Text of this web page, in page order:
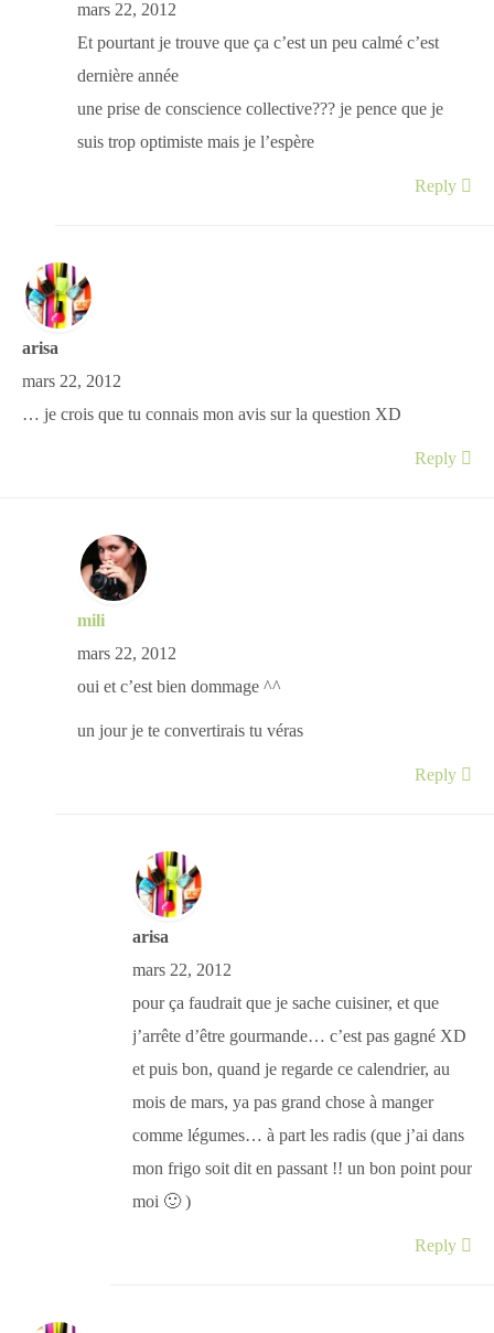
mars 22, 2012
Et pourtant je trouve que ça c’est un peu calmé c’est
dernière année
une prise de conscience collective??? je pence que je
suis trop optimiste mais je l’espère
Reply
arisa
mars 22, 2012
… je crois que tu connais mon avis sur la question XD
Reply
mili
mars 22, 2012
oui et c’est bien dommage ^^
un jour je te convertirais tu véras
Reply
arisa
mars 22, 2012
pour ça faudrait que je sache cuisiner, et que
j’arrête d’être gourmande… c’est pas gagné XD
et puis bon, quand je regarde ce calendrier, au
mois de mars, ya pas grand chose à manger
comme légumes… à part les radis (que j’ai dans
mon frigo soit dit en passant !! un bon point pour
moi 🙂 )
Reply